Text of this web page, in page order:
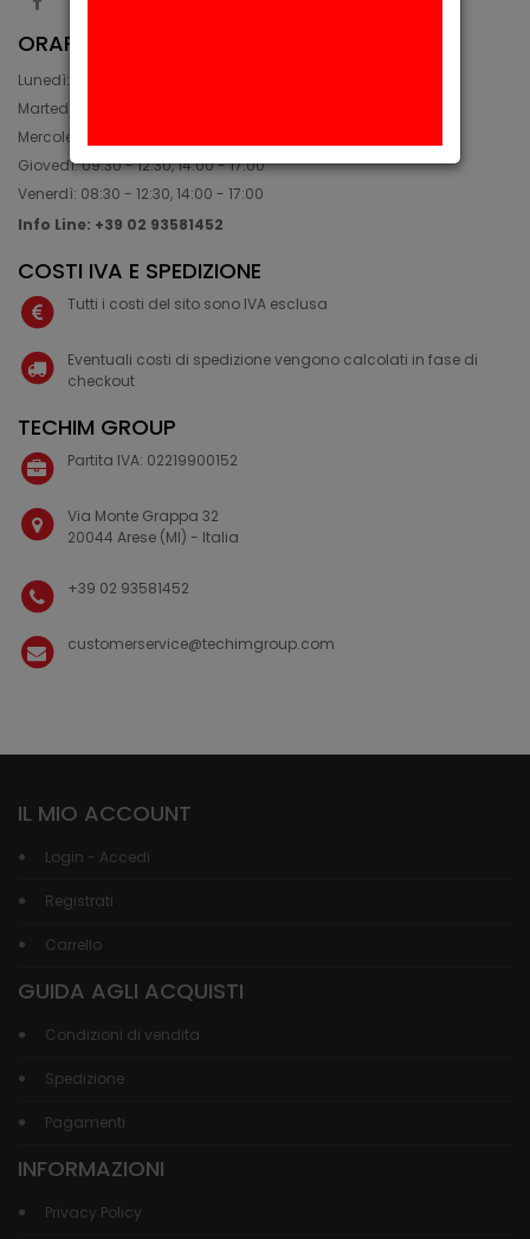
ORARIO
Lunedì: 08:30 - 12:30, 14:00 - 17:45
Martedì: 08:30 - 12:30, 14:00 - 17:00
Mercoledì: 08:30 - 12:30, 14:00 - 17:00
Giovedì: 09:30 - 12:30, 14:00 - 17:00
Venerdì: 08:30 - 12:30, 14:00 - 17:00
Info Line: +39 02 93581452
COSTI IVA E SPEDIZIONE
Tutti i costi del sito sono IVA esclusa
Eventuali costi di spedizione vengono calcolati in fase di
checkout
TECHIM GROUP
Partita IVA: 02219900152
Via Monte Grappa 32
20044 Arese (MI) - Italia
+39 02 93581452
customerservice@techimgroup.com
IL MIO ACCOUNT
Login - Accedi
Registrati
Carrello
GUIDA AGLI ACQUISTI
Condizioni di vendita
Spedizione
Pagamenti
INFORMAZIONI
Privacy Policy